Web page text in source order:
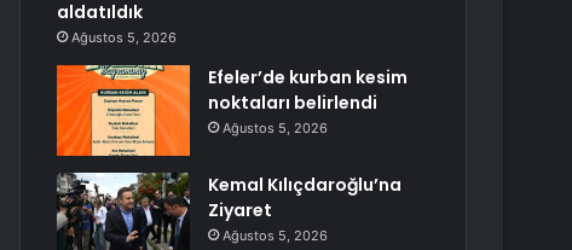
aldatıldık
Ağustos 5, 2026
Efeler’de kurban kesim
noktaları belirlendi
Ağustos 5, 2026
Kemal Kılıçdaroğlu’na
Ziyaret
Ağustos 5, 2026